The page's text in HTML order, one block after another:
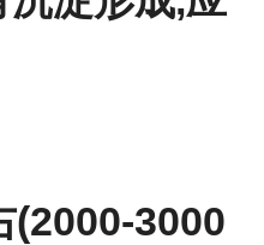
(2000-3000